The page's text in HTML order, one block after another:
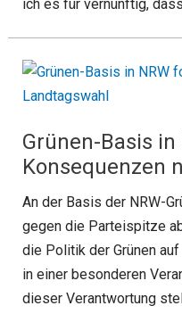
ich es für vernünftig,
Grünen-Basis
Konsequenzen
An der Basis der NRW-
gegen die Parteispitze
die Politik der Grünen
in einer besonderen
dieser Verantwortung